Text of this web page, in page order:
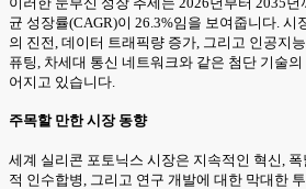
균 성장률(CAGR)이 26.3%임을 보여줍니다.
의 진전, 데이터 트래픽량 증가, 그리고 인공지
퓨팅, 차세대 통신 네트워크와 같은 첨단 기술
어지고 있습니다.
주목할 만한 시장 동향
세계 실리콘 포토닉스 시장은 지속적인 혁신,
적 인수합병, 그리고 연구 개발에 대한 막대한